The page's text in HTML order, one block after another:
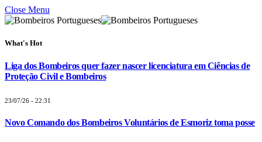
Close Menu
What's Hot
Liga dos Bombeiros quer fazer nascer licenciatura em Ciências de
Proteção Civil e Bombeiros
23/07/26 - 22:31
Novo Comando dos Bombeiros Voluntários de Esmoriz toma posse